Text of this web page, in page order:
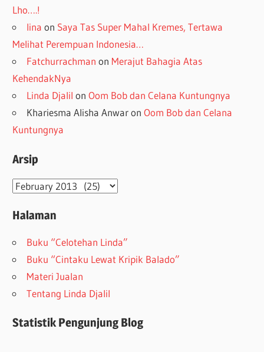
Lho….!
lina on Saya Tas Super Mahal Kremes, Tertawa
Melihat Perempuan Indonesia…
Fatchurrachman on Merajut Bahagia Atas
KehendakNya
Linda Djalil onOom Bob dan Celana Kuntungnya
Khariesma Alisha AnwaronOom Bob dan Celana
Kuntungnya
Arsip
Arsip
Halaman
Buku “Celotehan Linda”
Buku “Cintaku Lewat Kripik Balado”
Materi Jualan
Tentang Linda Djalil
Statistik Pengunjung Blog